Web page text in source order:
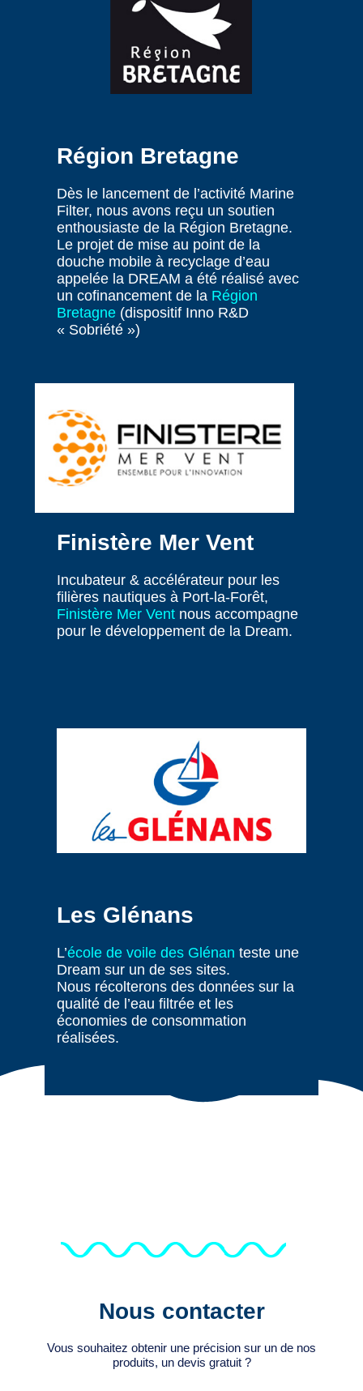
Région Bretagne
Dès le lancement de l’activité Marine
Filter, nous avons reçu un soutien
enthousiaste de la Région Bretagne.
Le projet de mise au point de la
douche mobile à recyclage d’eau
appelée la DREAM a été réalisé avec
un cofinancement de la Région
Bretagne(dispositif Inno R&D
« Sobriété »)
Finistère Mer Vent
Incubateur & accélérateur pour les
filières nautiques à Port-la-Forêt,
Finistère Mer Ventnous accompagne
pour le développement de la Dream.
Les Glénans
L’école de voile des Glénan teste une
Dream sur un de ses sites.
Nous récolterons des données sur la
qualité de l’eau filtrée et les
économies de consommation
réalisées.
Nous contacter
Vous souhaitez obtenir une précision sur un de nos
produits, un devis gratuit ?